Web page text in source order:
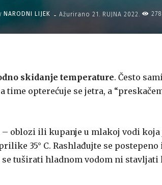
NARODNI LIJEK - Ažurirano 21. RUJNA 2022.
skidanje temperature. Često
opterećuje se jetra, a
oblozi ili kupanje u mlakoj vodi koja
35° C. Rashlađujte se postepeno
tuširati hladnom vodom ni stavljati